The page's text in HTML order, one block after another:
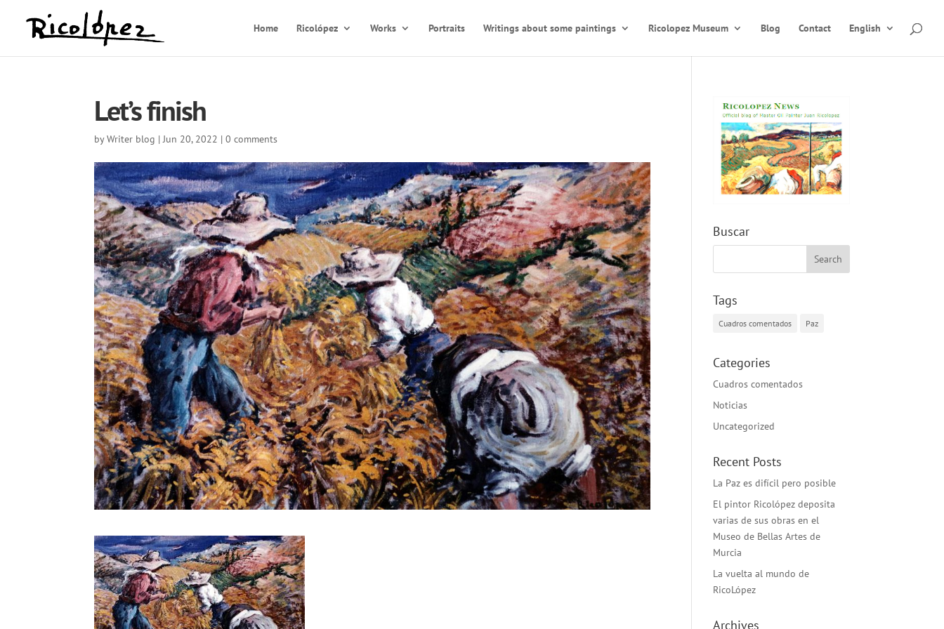
Home Ricolópez Works Portraits Writings about some paintings Ricolopez Museum Blog Contact English
Let’s finish
byWriter blog |Jun 20, 2022 |0 comments
Buscar
Tags
Cuadros comentados Paz
Categories
Cuadros comentados
Noticias
Uncategorized
Recent Posts
La Paz es difícil pero posible
El pintor Ricolópez deposita
varias de sus obras en el
Museo de Bellas Artes de
Murcia
La vuelta al mundo de
RicoLópez
Archives